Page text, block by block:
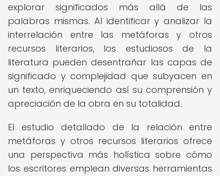
explorar significados más allá de las
palabras mismas. Al identificar y analizar la
interrelación entre las metáforas y otros
recursos literarios, los estudiosos de la
literatura pueden desentrañar las capas de
significado y complejidad que subyacen en
un texto, enriqueciendo así su comprensión y
apreciación de la obra en su totalidad.
El estudio detallado de la relación entre
metáforas y otros recursos literarios ofrece
una perspectiva más holística sobre cómo
los escritores emplean diversas herramientas